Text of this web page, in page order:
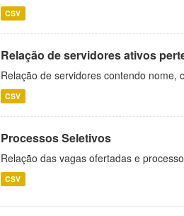
CSV
Relação de servidores ativos
Relação de servidores contendo nome,
CSV
Processos Seletivos
Relação das vagas ofertadas e
CSV